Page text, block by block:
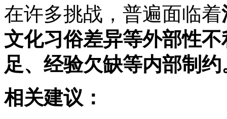
在许多挑战，普遍面临着
文化习俗差异等外部性
足、经验欠缺等内部制约
相关建议：